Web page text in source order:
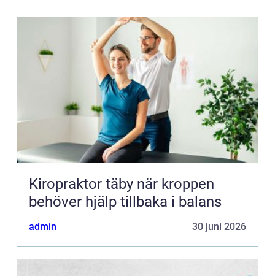
Kiropraktor täby när kroppen
behöver hjälp tillbaka i balans
admin 30 juni 2026